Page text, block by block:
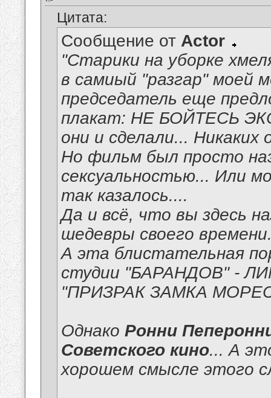
Цитата:
Сообщение от Actor
"Старики на уборке
в самиый "разгар" моей
председатель еще
плакат: НЕ БОЙТЕСЬ
они и сделали... Никаких
Но фильм был просто
сексуальностью... Или
так казалось....
Да и всё, что вы здесь
шедевры своего
А эта блистательная
студии "БАРАНДОВ" -
"ПРИЗРАК ЗАМКА
Однако Ронни
Советского кино... А
хорошем смысле этого